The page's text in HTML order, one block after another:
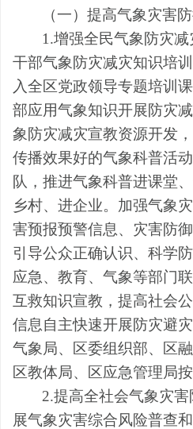
（一）提高气象灾害
1.增强全民气象防灾
干部气象防灾减灾知识培
入全区党政领导专题培训
部应用气象知识开展防灾
象防灾减灾宣教资源开发
传播效果好的气象科普活
队，推进气象科普进课堂
乡村、进企业。加强气象
害预报预警信息、灾害防
引导公众正确认识、科学
应急、教育、气象等部门
互救知识宣教，提高社会
信息自主快速开展防灾避灾
气象局、区委组织部、区
区教体局、 区应急管理 局
2.提高全社会气象灾害
展气象灾害综合风险普查